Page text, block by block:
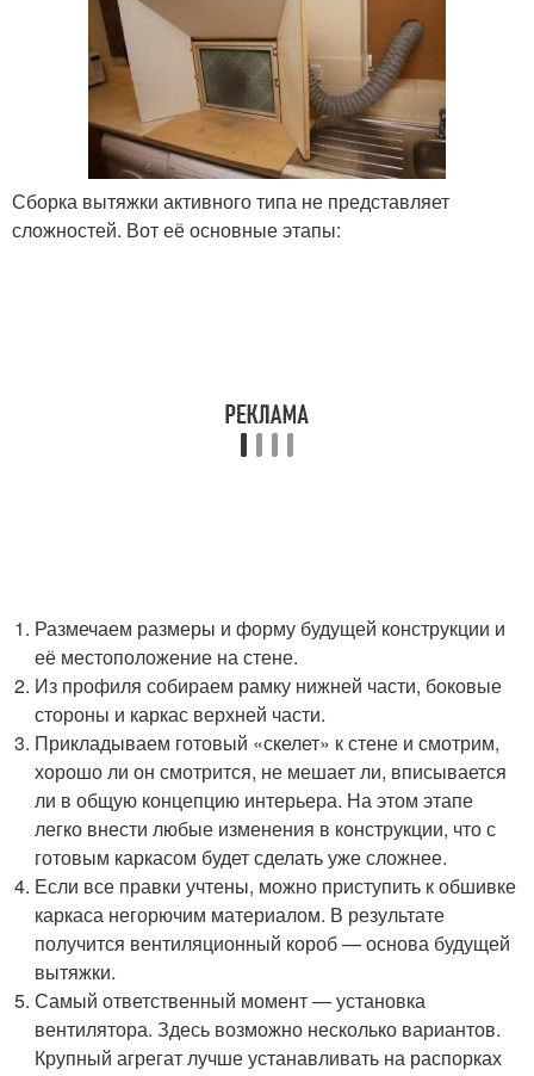
Сборка вытяжки активного типа не представляет
сложностей. Вот её основные этапы:
Размечаем размеры и форму будущей конструкции и
её местоположение на стене.
Из профиля собираем рамку нижней части, боковые
стороны и каркас верхней части.
Прикладываем готовый «скелет» к стене и смотрим,
хорошо ли он смотрится, не мешает ли, вписывается
ли в общую концепцию интерьера. На этом этапе
легко внести любые изменения в конструкции, что с
готовым каркасом будет сделать уже сложнее.
Если все правки учтены, можно приступить к обшивке
каркаса негорючим материалом. В результате
получится вентиляционный короб — основа будущей
вытяжки.
Самый ответственный момент — установка
вентилятора. Здесь возможно несколько вариантов.
Крупный агрегат лучше устанавливать на распорках